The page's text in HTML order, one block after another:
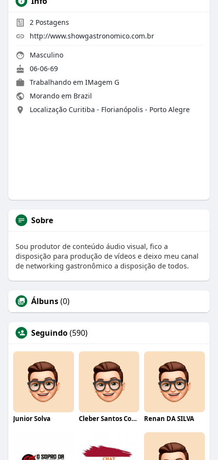
2Postagens
http://www.showgastronomico.com.br
Masculino
06-06-69
Trabalhando em IMagem G
Morando em Brazil
Localização Curitiba - Florianópolis - Porto Alegre
Sobre
Sou produtor de conteúdo áudio visual, fico a
disposição para produção de vídeos e deixo meu canal
de networking gastronômico a disposição de todos.
Álbuns(0)
Seguindo(590)
Junior Solva Cleber Santos Costa Renan DA SILVA